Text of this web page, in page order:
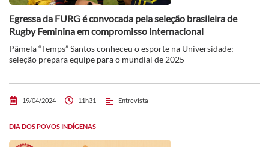
Egressa da FURG é convocada pela seleção brasileira de
Rugby Feminina em compromisso internacional
Pâmela “Temps” Santos conheceu o esporte na Universidade;
seleção prepara equipe para o mundial de 2025
19/04/2024 11h31 Entrevista
DIA DOS POVOS INDÍGENAS